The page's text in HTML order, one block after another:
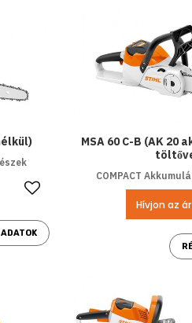
Kedvencekhez ad
MSA 60 C-B (AK 20
COMPACT
Hívjon az